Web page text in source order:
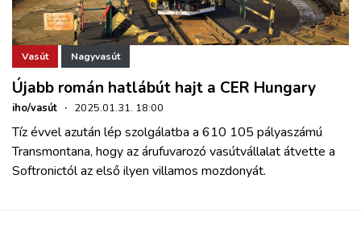
Vasút Nagyvasút
Újabb román hatlábút hajt a CER Hungary
iho/vasút · 2025.01.31. 18:00
Tíz évvel azután lép szolgálatba a 610 105 pályaszámú
Transmontana, hogy az árufuvarozó vasútvállalat átvette a
Softronictól az első ilyen villamos mozdonyát.